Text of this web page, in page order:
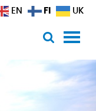
EN FI UK